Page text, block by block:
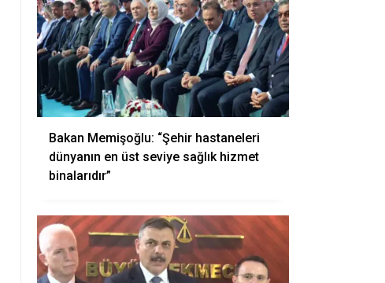
Bakan Memişoğlu: “Şehir hastaneleri
dünyanın en üst seviye sağlık hizmet
binalarıdır”